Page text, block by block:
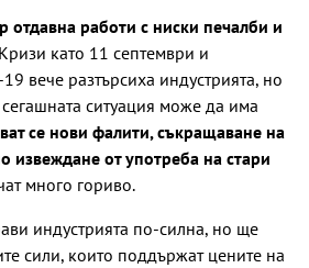
отдавна работи с ниски печалби и
като 11 септември и
вече разтърсиха индустрията, но
ситуация може да има
се нови фалити, съкращаване на
извеждане от употреба на стари
много гориво.
индустрията по-силна, но ще
сили, които поддържат цените на